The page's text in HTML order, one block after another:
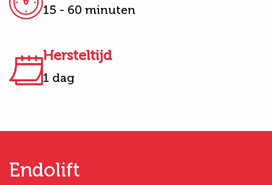
15 - 60 minuten
Hersteltijd
1 dag
Endolift